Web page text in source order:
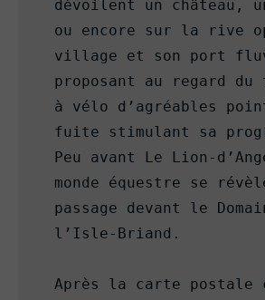
dévoilent un château,
ou encore sur la rive
village et son port
proposant au regard
à vélo d’agréables
fuite stimulant sa
Peu avant Le Lion-
monde équestre se
passage devant le
l’Isle-Briand.
Après la carte postale